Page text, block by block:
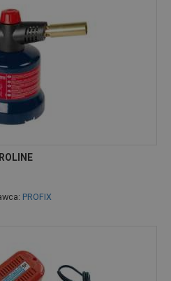
PROFIX